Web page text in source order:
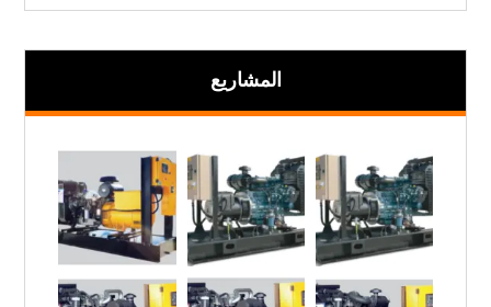
المشاریع